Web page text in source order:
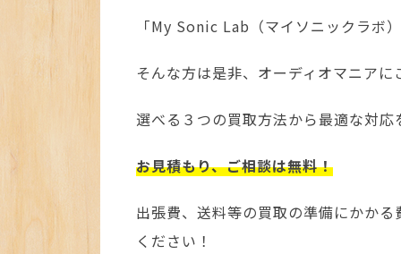
「My Sonic Lab（マイソニックラボ
そんな方は是非、オーディオマニア
選べる３つの買取方法から最適な対
お見積もり、ご相談は無料！
出張費、送料等の買取の準備にかか
ください！